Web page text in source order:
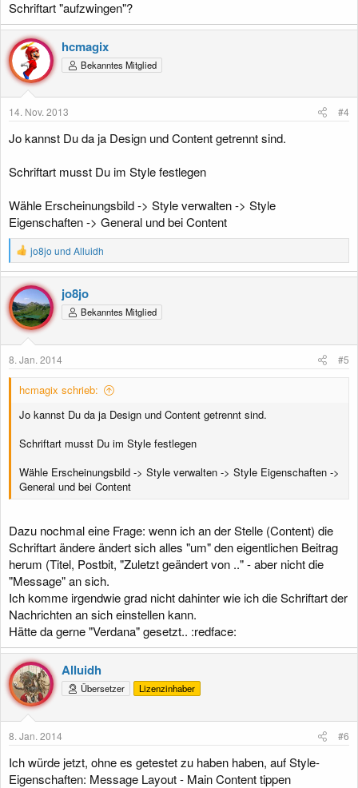
Schriftart "aufzwingen"?
hcmagix
Bekanntes Mitglied
14. Nov. 2013 #4
Jo kannst Du da ja Design und Content getrennt sind.
Schriftart musst Du im Style festlegen
Wähle Erscheinungsbild -> Style verwalten -> Style
Eigenschaften -> General und bei Content
R
e
a
k
t
i
o
n
n
jo8jo und Alluidh
jo8jo
Bekanntes Mitglied
8. Jan. 2014 #5
hcmagix schrieb:
Jo kannst Du da ja Design und Content getrennt sind.
Schriftart musst Du im Style festlegen
Wähle Erscheinungsbild -> Style verwalten -> Style Eigenschaften ->
General und bei Content
Dazu nochmal eine Frage: wenn ich an der Stelle (Content) die
Schriftart ändere ändert sich alles "um" den eigentlichen Beitrag
herum (Titel, Postbit, "Zuletzt geändert von .." - aber nicht die
"Message" an sich.
Ich komme irgendwie grad nicht dahinter wie ich die Schriftart der
Nachrichten an sich einstellen kann.
Hätte da gerne "Verdana" gesetzt.. :redface:
Alluidh
Übersetzer Lizenzinhaber
8. Jan. 2014 #6
Ich würde jetzt, ohne es getestet zu haben haben, auf Style-
Eigenschaften: Message Layout - Main Content tippen